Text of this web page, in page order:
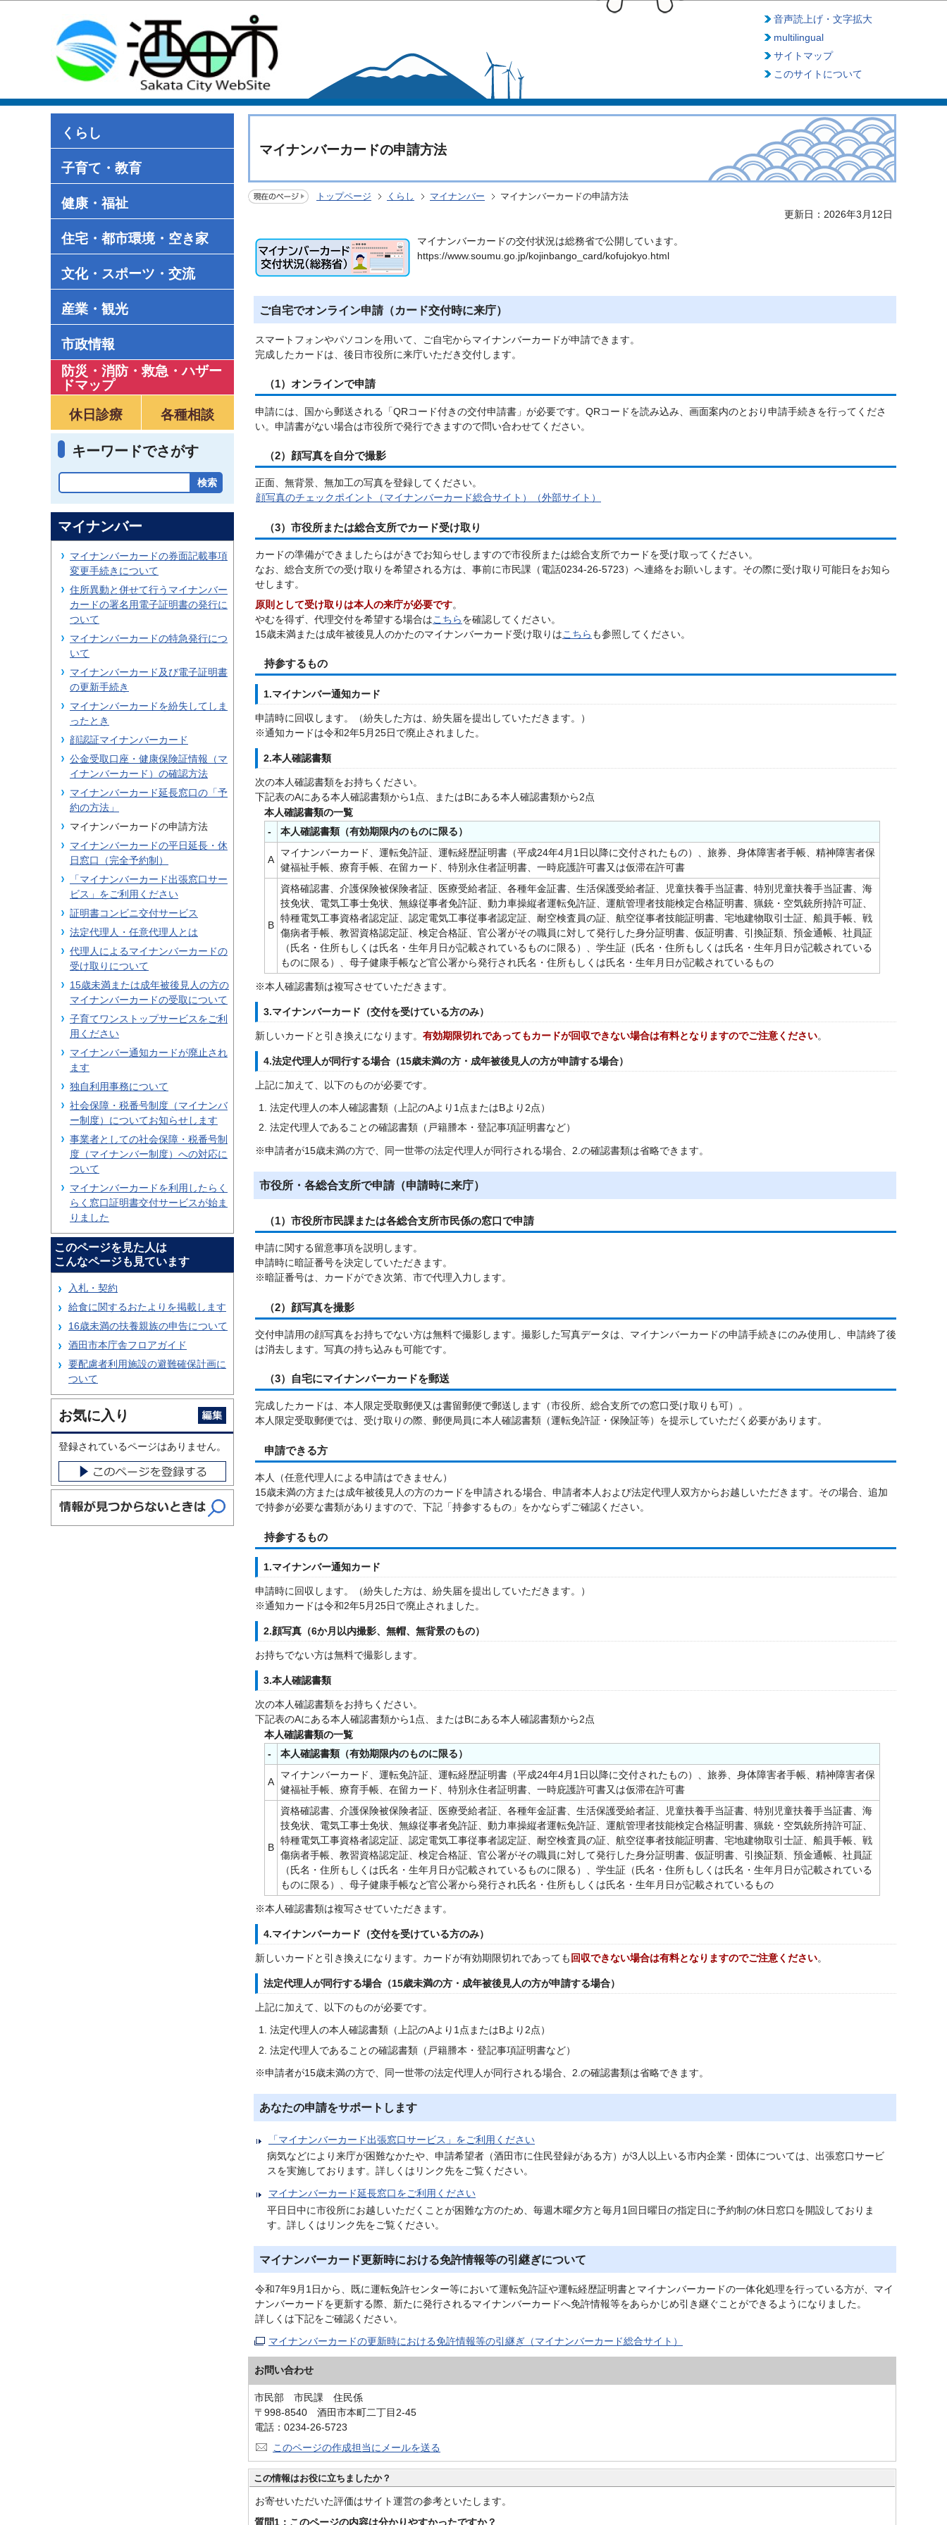
音声読上げ・文字拡大
multilingual
サイトマップ
このサイトについて
くらし
子育て・教育
健康・福祉
住宅・都市環境・空き家
文化・スポーツ・交流
産業・観光
市政情報
防災・消防・救急 ・ハザー
ドマップ
休日診療
各種相談
キーワードでさがす
マイナンバーカードの申請方法
トップページ くらし マイナンバー マイナンバーカードの申請方法
更新日：2026年3月12日
マイナンバーカードの交付状況は総務省で公開しています。
https://www.soumu.go.jp/kojinbango_card/kofujokyo.html
ご自宅でオンライン申請（カード交付時に来庁）
スマートフォンやパソコンを用いて、ご自宅からマイナンバーカードが申請できます。
完成したカードは、後日市役所に来庁いただき交付します。
（1）オンラインで申請
申請には、国から郵送される「QRコード付きの交付申請書」が必要です。QRコードを読み込み、画面案内のとおり申請手続きを行ってくださ
い。申請書がない場合は市役所で発行できますので問い合わせてください。
（2）顔写真を自分で撮影
正面、無背景、無加工の写真を登録してください。
顔写真のチェックポイント（マイナンバーカード総合サイト）（外部サイト）
（3）市役所または総合支所でカード受け取り
カードの準備ができましたらはがきでお知らせしますので市役所または総合支所でカードを受け取ってください。
なお、総合支所での受け取りを希望される方は、事前に市民課（電話0234-26-5723）へ連絡をお願いします。その際に受け取り可能日をお知ら
せします。
原則として受け取りは本人の来庁が必要です。
やむを得ず、代理交付を希望する場合はこちらを確認してください。
15歳未満または成年被後見人のかたのマイナンバーカード受け取りはこちら も参照してください。
持参するもの
1.マイナンバー通知カード
申請時に回収します。（紛失した方は、紛失届を提出していただきます。）
※通知カードは令和2年5月25日で廃止されました。
2.本人確認書類
次の本人確認書類をお持ちください。
下記表のAにある本人確認書類から1点、またはBにある本人確認書類から2点
本人確認書類の一覧
-
本人確認書類（有効期限内のものに限る）
A
マイナンバーカード、運転免許証、運転経歴証明書（平成24年4月1日以降に交付されたもの）、旅券、身体障害者手帳、精神障害者保
健福祉手帳、療育手帳、在留カード、特別永住者証明書、一時庇護許可書又は仮滞在許可書
B
資格確認書、介護保険被保険者証、医療受給者証、各種年金証書、生活保護受給者証、児童扶養手当証書、特別児童扶養手当証書、海
技免状、電気工事士免状、無線従事者免許証、動力車操縦者運転免許証、運航管理者技能検定合格証明書、猟銃・空気銃所持許可証、
特種電気工事資格者認定証、認定電気工事従事者認定証、耐空検査員の証、航空従事者技能証明書、宅地建物取引士証、船員手帳、戦
傷病者手帳、教習資格認定証、検定合格証、官公署がその職員に対して発行した身分証明書、仮証明書、引換証類、預金通帳、社員証
（氏名・住所もしくは氏名・生年月日が記載されているものに限る）、学生証（氏名・住所もしくは氏名・生年月日が記載されている
ものに限る）、母子健康手帳など官公署から発行され氏名・住所もしくは氏名・生年月日が記載されているもの
※本人確認書類は複写させていただきます。
3.マイナンバーカード（交付を受けている方のみ）
新しいカードと引き換えになります。 有効期限切れであってもカードが回収できない場合は有料となりますのでご注意ください。
4.法定代理人が同行する場合（15歳未満の方・成年被後見人の方が申請する場合）
上記に加えて、以下のものが必要です。
法定代理人の本人確認書類（上記のAより1点またはBより2点）
法定代理人であることの確認書類（戸籍謄本・登記事項証明書など）
※申請者が15歳未満の方で、同一世帯の法定代理人が同行される場合、2.の確認書類は省略できます。
市役所・各総合支所で申請（申請時に来庁）
（1）市役所市民課または各総合支所市民係の窓口で申請
申請に関する留意事項を説明します。
申請時に暗証番号を決定していただきます。
※暗証番号は、カードができ次第、市で代理入力します。
（2）顔写真を撮影
交付申請用の顔写真をお持ちでない方は無料で撮影します。撮影した写真データは、マイナンバーカードの申請手続きにのみ使用し、申請終了後
は消去します。写真の持ち込みも可能です。
（3）自宅にマイナンバーカードを郵送
完成したカードは、本人限定受取郵便又は書留郵便で郵送します（市役所、総合支所での窓口受け取りも可）。
本人限定受取郵便では、受け取りの際、郵便局員に本人確認書類（運転免許証・保険証等）を提示していただく必要があります。
申請できる方
本人（任意代理人による申請はできません）
15歳未満の方または成年被後見人の方のカードを申請される場合、申請者本人および法定代理人双方からお越しいただきます。その場合、追加
で持参が必要な書類がありますので、下記「持参するもの」をかならずご確認ください。
持参するもの
1.マイナンバー通知カード
申請時に回収します。（紛失した方は、紛失届を提出していただきます。）
※通知カードは令和2年5月25日で廃止されました。
2.顔写真（6か月以内撮影、無帽、無背景のもの）
お持ちでない方は無料で撮影します。
3.本人確認書類
次の本人確認書類をお持ちください。
下記表のAにある本人確認書類から1点、またはBにある本人確認書類から2点
本人確認書類の一覧
-
本人確認書類（有効期限内のものに限る）
A
マイナンバーカード、運転免許証、運転経歴証明書（平成24年4月1日以降に交付されたもの）、旅券、身体障害者手帳、精神障害者保
健福祉手帳、療育手帳、在留カード、特別永住者証明書、一時庇護許可書又は仮滞在許可書
B
資格確認書、介護保険被保険者証、医療受給者証、各種年金証書、生活保護受給者証、児童扶養手当証書、特別児童扶養手当証書、海
技免状、電気工事士免状、無線従事者免許証、動力車操縦者運転免許証、運航管理者技能検定合格証明書、猟銃・空気銃所持許可証、
特種電気工事資格者認定証、認定電気工事従事者認定証、耐空検査員の証、航空従事者技能証明書、宅地建物取引士証、船員手帳、戦
傷病者手帳、教習資格認定証、検定合格証、官公署がその職員に対して発行した身分証明書、仮証明書、引換証類、預金通帳、社員証
（氏名・住所もしくは氏名・生年月日が記載されているものに限る）、学生証（氏名・住所もしくは氏名・生年月日が記載されている
ものに限る）、母子健康手帳など官公署から発行され氏名・住所もしくは氏名・生年月日が記載されているもの
※本人確認書類は複写させていただきます。
4.マイナンバーカード（交付を受けている方のみ）
新しいカードと引き換えになります。カードが有効期限切れであっても 回収できない場合は有料となりますのでご注意ください。
法定代理人が同行する場合（15歳未満の方・成年被後見人の方が申請する場合）
上記に加えて、以下のものが必要です。
法定代理人の本人確認書類（上記のAより1点またはBより2点）
法定代理人であることの確認書類（戸籍謄本・登記事項証明書など）
※申請者が15歳未満の方で、同一世帯の法定代理人が同行される場合、2.の確認書類は省略できます。
あなたの申請をサポートします
「マイナンバーカード出張窓口サービス」をご利用ください
病気などにより来庁が困難なかたや、申請希望者（酒田市に住民登録がある方）が3人以上いる市内企業・団体については、出張窓口サービ
スを実施しております。詳しくはリンク先をご覧ください。
マイナンバーカード延長窓口をご利用ください
平日日中に市役所にお越しいただくことが困難な方のため、毎週木曜夕方と毎月1回日曜日の指定日に予約制の休日窓口を開設しておりま
す。詳しくはリンク先をご覧ください。
マイナンバーカード更新時における免許情報等の引継ぎについて
令和7年9月1日から、既に運転免許センター等において運転免許証や運転経歴証明書とマイナンバーカードの一体化処理を行っている方が、マイ
ナンバーカードを更新する際、新たに発行されるマイナンバーカードへ免許情報等をあらかじめ引き継ぐことができるようになりました。
詳しくは下記をご確認ください。
マイナンバーカードの更新時における免許情報等の引継ぎ（マイナンバーカード総合サイト）
お問い合わせ
市民部 市民課 住民係
〒998-8540 酒田市本町二丁目2-45
電話：0234-26-5723
このページの作成担当にメールを送る
この情報はお役に立ちましたか？
お寄せいただいた評価はサイト運営の参考といたします。
質問1：このページの内容は分かりやすかったですか？
マイナンバー
マイナンバーカードの券面記載事項
変更手続きについて
住所異動と併せて行うマイナンバー
カードの署名用電子証明書の発行に
ついて
マイナンバーカードの特急発行につ
いて
マイナンバーカード及び電子証明書
の更新手続き
マイナンバーカードを紛失してしま
ったとき
顔認証マイナンバーカード
公金受取口座・健康保険証情報（マ
イナンバーカード）の確認方法
マイナンバーカード延長窓口の「予
約の方法」
マイナンバーカードの申請方法
マイナンバーカードの平日延長・休
日窓口（完全予約制）
「マイナンバーカード出張窓口サー
ビス」をご利用ください
証明書コンビニ交付サービス
法定代理人・任意代理人とは
代理人によるマイナンバーカードの
受け取りについて
15歳未満または成年被後見人の方の
マイナンバーカードの受取について
子育てワンストップサービスをご利
用ください
マイナンバー通知カードが廃止され
ます
独自利用事務について
社会保障・税番号制度（マイナンバ
ー制度）についてお知らせします
事業者としての社会保障・税番号制
度（マイナンバー制度）への対応に
ついて
マイナンバーカードを利用したらく
らく窓口証明書交付サービスが始ま
りました
このページを見た人は
こんなページも見ています
入札・契約
給食に関するおたよりを掲載します
16歳未満の扶養親族の申告について
酒田市本庁舎フロアガイド
要配慮者利用施設の避難確保計画に
ついて
お気に入り
登録されているページはありません。